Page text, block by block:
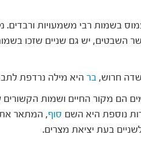
בשמות רבי משמעויות ורבדים.
השבטים, יש גם שניים שזכו
חרוש, בר היא מילה נרדפת
הם מקור החיים ושמות
נוספת היא השם סוף, המתאר את
בעת יציאת מצרים.